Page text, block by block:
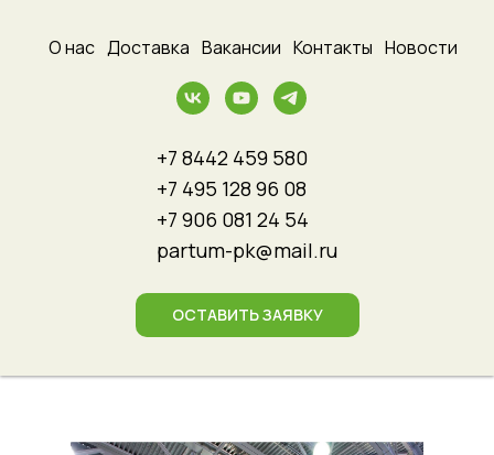
О нас Доставка Вакансии Контакты Новости
+7 8442 459 580
+7 495 128 96 08
+7 906 081 24 54
partum-pk@mail.ru
ОСТАВИТЬ ЗАЯВКУ